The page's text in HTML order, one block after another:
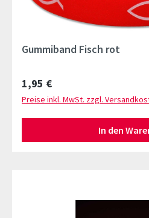
Gummiband Fisch rot
Regulärer Preis:
1,95 €
Preise inkl. MwSt. zzgl.
In den